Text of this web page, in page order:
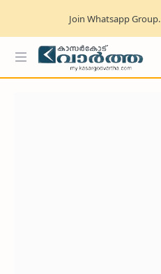
Join Whatsapp Group.